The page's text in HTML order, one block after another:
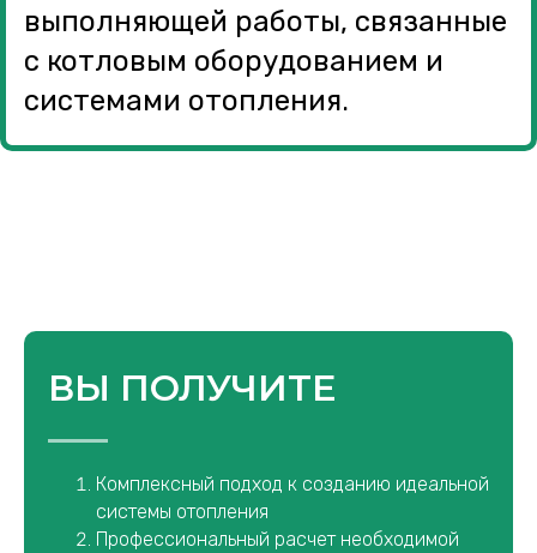
выполняющей работы, связанные
с котловым оборудованием и
системами отопления.
ВЫ ПОЛУЧИТЕ
Комплексный подход к созданию идеальной
системы отопления
Профессиональный расчет необходимой